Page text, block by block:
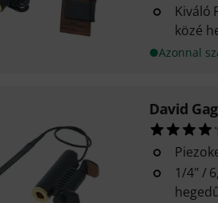
Kiváló
közé
Azonnal
David
1/4" /